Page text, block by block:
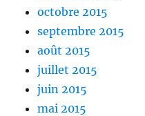
octobre 2015
septembre 2015
août 2015
juillet 2015
juin 2015
mai 2015